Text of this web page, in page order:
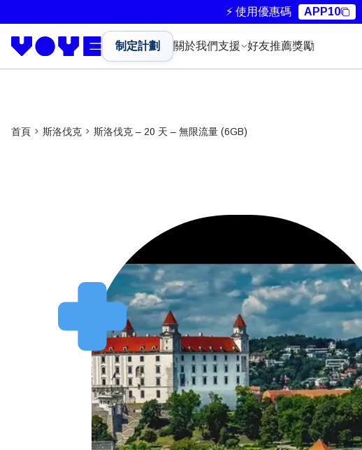
⚡ 使用優惠碼 APP10
制定計劃 關於我們支援 好友推薦獎勵
首頁 斯洛伐克 斯洛伐克 – 20 天 – 無限流量 (6GB)